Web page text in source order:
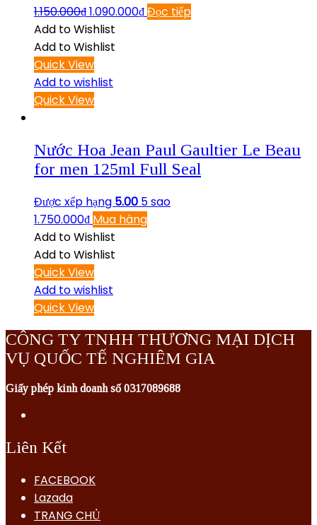
1.150.000₫1.090.000₫Đọc tiếp
Add to Wishlist
Add to Wishlist
Quick View
Add to wishlist
Quick View
Nước Hoa Jean Paul Gaultier Le Beau
for men 125ml Full Seal
Được xếp hạng 5.00 5 sao
1.750.000₫ Mua hàng
Add to Wishlist
Add to Wishlist
Quick View
Add to wishlist
Quick View
CÔNG TY TNHH THƯƠNG MẠI DỊCH
VỤ QUỐC TẾ NGHIÊM GIA
Giấy phép kinh doanh số 0317089688
Liên Kết
FACEBOOK
Lazada
TRANG CHỦ